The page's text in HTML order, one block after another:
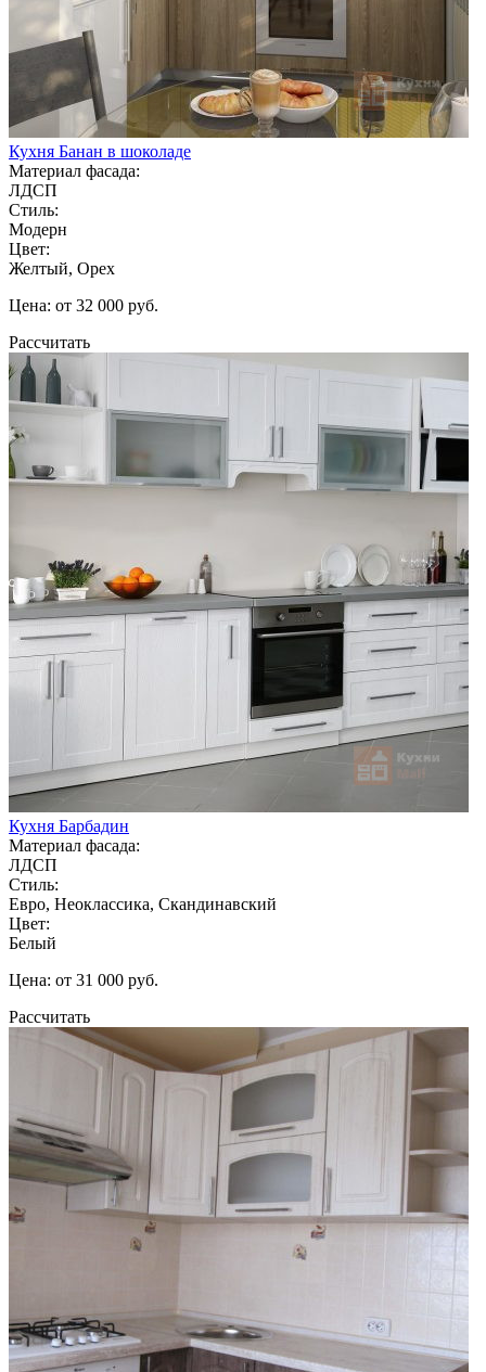
Кухня Банан в шоколаде
Материал фасада:
ЛДСП
Стиль:
Модерн
Цвет:
Желтый, Орех
Цена: от 32 000 руб.
Рассчитать
Кухня Барбадин
Материал фасада:
ЛДСП
Стиль:
Евро, Неоклассика, Скандинавский
Цвет:
Белый
Цена: от 31 000 руб.
Рассчитать